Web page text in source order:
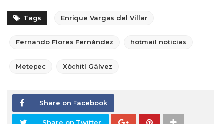
Tags Enrique Vargas del Villar
Fernando Flores Fernández hotmail noticias
Metepec Xóchitl Gálvez
Share on Facebook
Share on Twitter